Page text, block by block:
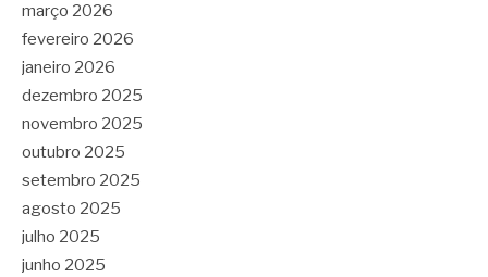
março 2026
fevereiro 2026
janeiro 2026
dezembro 2025
novembro 2025
outubro 2025
setembro 2025
agosto 2025
julho 2025
junho 2025